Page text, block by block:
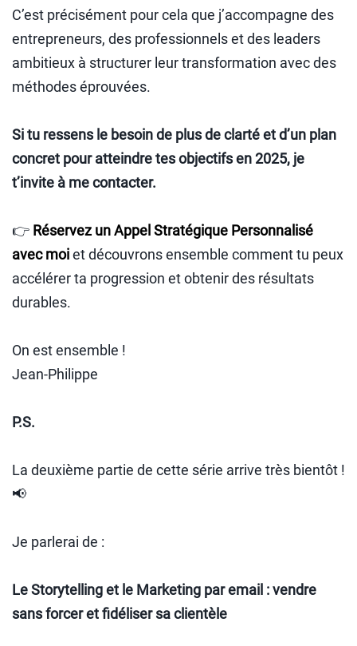
C’est précisément pour cela que j’accompagne des
entrepreneurs, des professionnels et des leaders
ambitieux à structurer leur transformation avec des
méthodes éprouvées.
Si tu ressens le besoin de plus de clarté et d’un plan
concret pour atteindre tes objectifs en 2025, je
t’invite à me contacter.
👉 Réservez un Appel Stratégique Personnalisé
avec moiet découvrons ensemble comment tu peux
accélérer ta progression et obtenir des résultats
durables.
On est ensemble !
Jean-Philippe
P.S.
La deuxième partie de cette série arrive très bientôt !
📢
Je parlerai de :
Le Storytelling et le Marketing par email : vendre
sans forcer et fidéliser sa clientèle